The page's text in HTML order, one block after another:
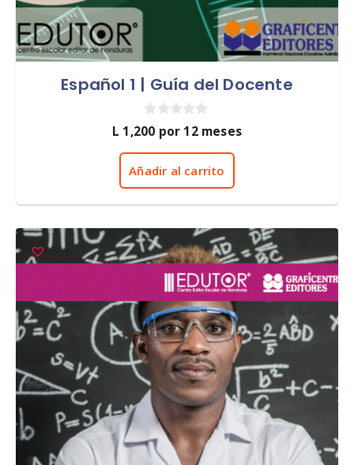
Español 1 | Guía del Docente
0
d
e
L 1,200 por 12 meses
Añadir al carrito